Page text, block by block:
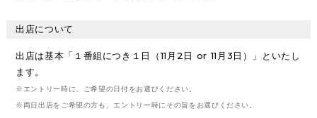
出店について
出店は基本「１番組につき１日（11月2日 or 11月3日）」といたし
ます。
※エントリー時に、ご希望の日付をお選びください。
※両日出店をご希望の方も、エントリー時にその旨をお選びください。